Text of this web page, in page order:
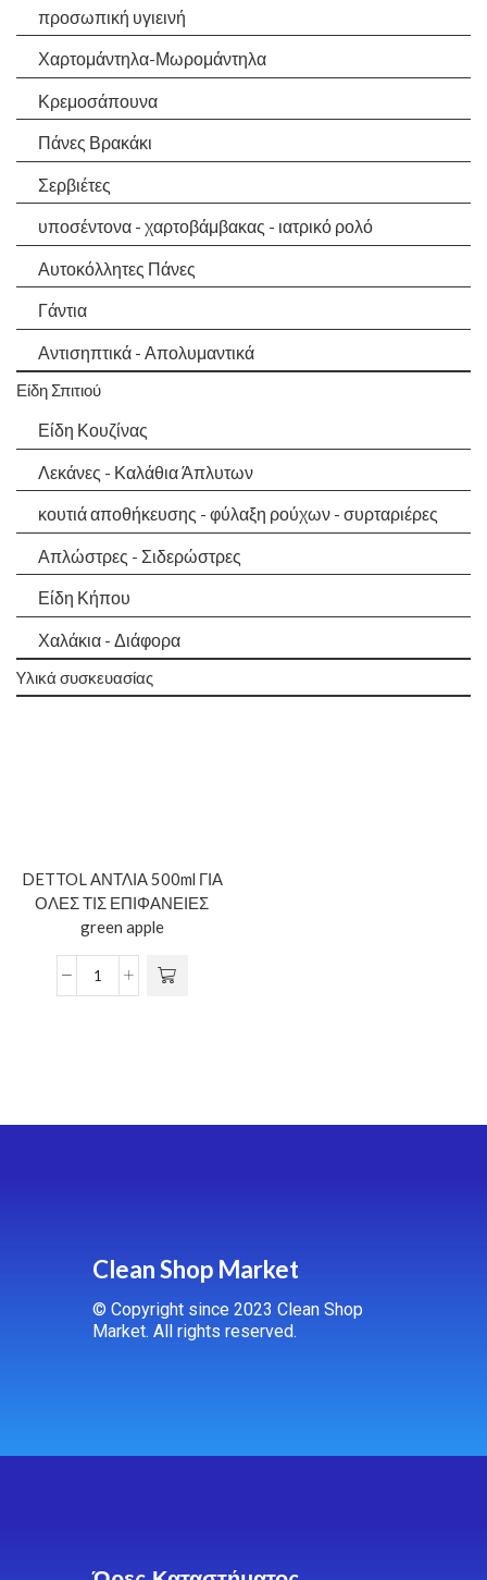
DETTOL ΑΝΤΛΙΑ 500ml ΓΙΑ
ΟΛΕΣ ΤΙΣ ΕΠΙΦΑΝΕΙΕΣ
green apple
προσωπική υγιεινή
Χαρτομάντηλα-Μωρομάντηλα
Κρεμοσάπουνα
Πάνες Βρακάκι
Σερβιέτες
υποσέντονα - χαρτοβάμβακας - ιατρικό ρολό
Αυτοκόλλητες Πάνες
Γάντια
Αντισηπτικά - Απολυμαντικά
Είδη Σπιτιού
Είδη Κουζίνας
Λεκάνες - Καλάθια Άπλυτων
κουτιά αποθήκευσης - φύλαξη ρούχων - συρταριέρες
Απλώστρες - Σιδερώστρες
Είδη Κήπου
Χαλάκια - Διάφορα
Yλικά συσκευασίας
Clean Shop Market
© Copyright since 2023 Clean Shop
Market. All rights reserved.